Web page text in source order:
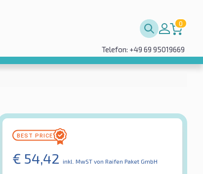
0
Telefon: +49 69 95019669
€ 54,42 inkl. MwST von Raifen Paket GmbH